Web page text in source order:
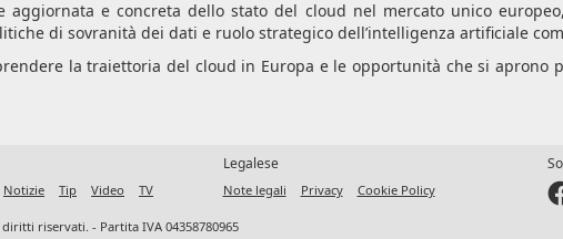
e concreta dello stato del cloud nel mercato unico
di sovranità dei dati e ruolo strategico dell’intelligenza artificiale
la traiettoria del cloud in Europa e le opportunità che si aprono
Notizie Tip Video TV
Legalese
Note legali Privacy Cookie Policy
riservati. - Partita IVA 04358780965